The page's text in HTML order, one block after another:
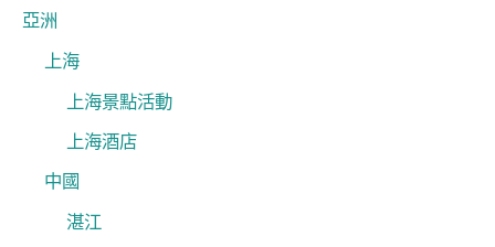
字
亞洲
上海
上海景點活動
上海酒店
中國
湛江